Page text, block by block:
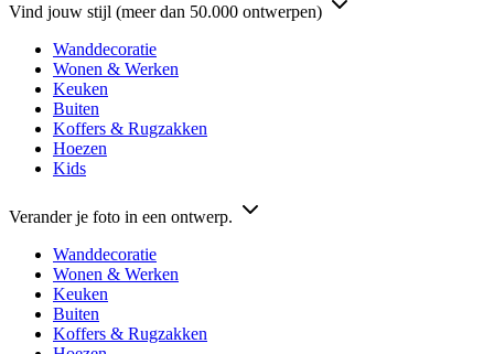
Vind jouw stijl (meer dan 50.000 ontwerpen)
Wanddecoratie
Wonen & Werken
Keuken
Buiten
Koffers & Rugzakken
Hoezen
Kids
Verander je foto in een ontwerp.
Wanddecoratie
Wonen & Werken
Keuken
Buiten
Koffers & Rugzakken